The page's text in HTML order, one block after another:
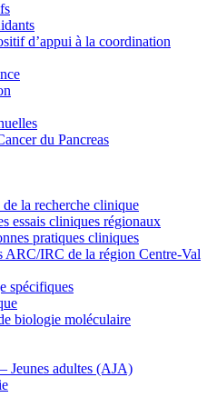
d’appui à la coordination
du Pancreas
la recherche clinique
essais cliniques régionaux
pratiques cliniques
ARC/IRC de la région Centre-Val
spécifiques
biologie moléculaire
Jeunes adultes (AJA)